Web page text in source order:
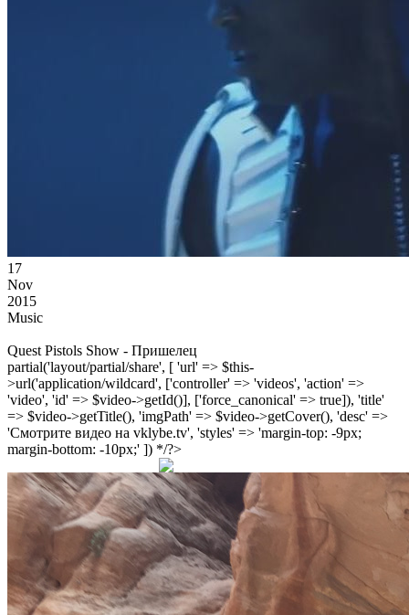
17
Nov
2015
Music
Quest Pistols Show - Пришелец
partial('layout/partial/share', [ 'url' => $this-
>url('application/wildcard', ['controller' => 'videos', 'action' =>
'video', 'id' => $video->getId()], ['force_canonical' => true]), 'title'
=> $video->getTitle(), 'imgPath' => $video->getCover(), 'desc' =>
'Смотрите видео на vklybe.tv', 'styles' => 'margin-top: -9px;
margin-bottom: -10px;' ]) */?>